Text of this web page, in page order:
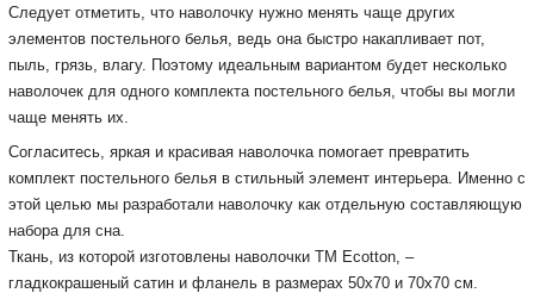
Следует отметить, что наволочку нужно менять чаще других
элементов постельного белья, ведь она быстро накапливает пот,
пыль, грязь, влагу. Поэтому идеальным вариантом будет несколько
наволочек для одного комплекта постельного белья, чтобы вы могли
чаще менять их.
Согласитесь, яркая и красивая наволочка помогает превратить
комплект постельного белья в стильный элемент интерьера. Именно с
этой целью мы разработали наволочку как отдельную составляющую
набора для сна.
Ткань, из которой изготовлены наволочки ТМ Ecotton, –
гладкокрашеный сатин и фланель в размерах 50х70 и 70х70 см.